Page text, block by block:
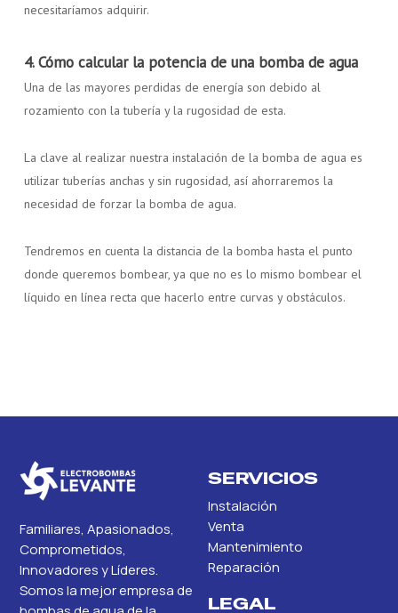
necesitaríamos adquirir.
4. Cómo calcular la potencia de una bomba de agua
Una de las mayores perdidas de energía son debido al
rozamiento con la tubería y la rugosidad de esta.
La clave al realizar nuestra instalación de la bomba de agua es
utilizar tuberías anchas y sin rugosidad, así ahorraremos la
necesidad de forzar la bomba de agua.
Tendremos en cuenta la distancia de la bomba hasta el punto
donde queremos bombear, ya que no es lo mismo bombear el
líquido en línea recta que hacerlo entre curvas y obstáculos.
Familiares, Apasionados,
Comprometidos,
Innovadores y Líderes.
Somos la mejor empresa de
SERVICIOS
Instalación
Venta
Mantenimiento
Reparación
LEGAL